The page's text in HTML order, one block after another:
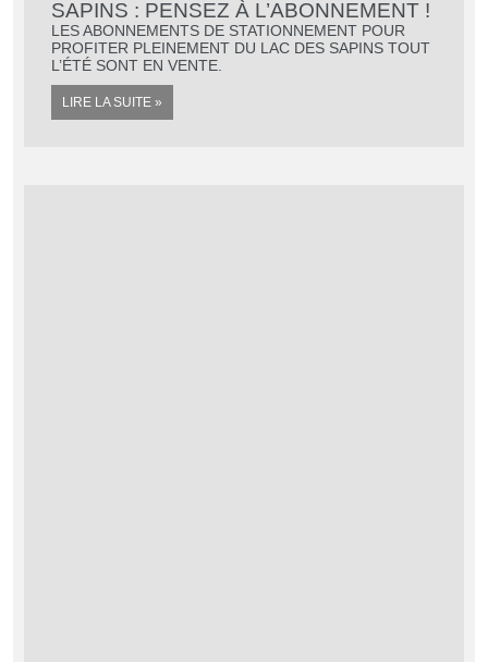
CULTURE,
SAPINS : PENSEZ À L’ABONNEMENT !
LES ABONNEMENTS DE STATIONNEMENT POUR
PROFITER PLEINEMENT DU LAC DES SAPINS TOUT
L’ÉTÉ SONT EN VENTE.
LIRE LA SUITE »